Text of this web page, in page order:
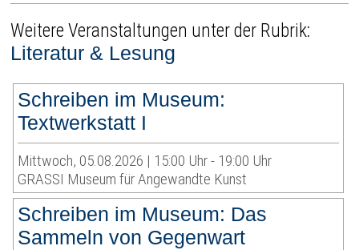
Weitere Veranstaltungen unter der Rubrik:
Literatur & Lesung
Schreiben im Museum:
Textwerkstatt I
Mittwoch, 05.08.2026 | 15:00 Uhr - 19:00 Uhr
GRASSI Museum für Angewandte Kunst
Schreiben im Museum: Das
Sammeln von Gegenwart